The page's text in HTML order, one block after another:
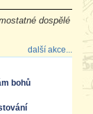
dospělé
další akce...
bohů